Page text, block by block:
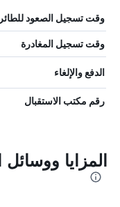
وقت تسجيل الصعود
وقت تسجيل المغادرة
الدفع والإلغاء
رقم مكتب الاستقبال
المزايا